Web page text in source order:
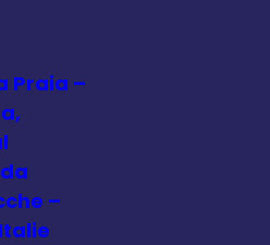
Praia –
–